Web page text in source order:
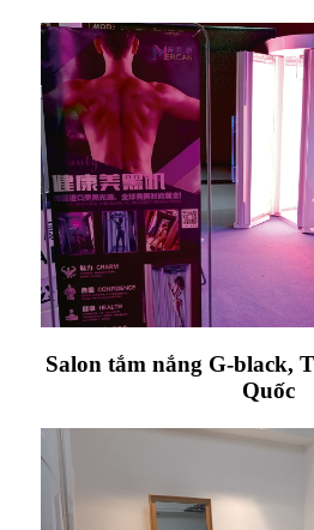
Salon tắm nắng G-black,
Quốc